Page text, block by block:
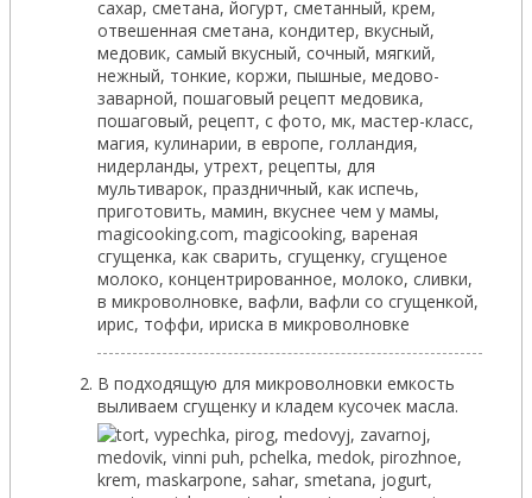
В подходящую для микроволновки емкость
выливаем сгущенку и кладем кусочек масла.